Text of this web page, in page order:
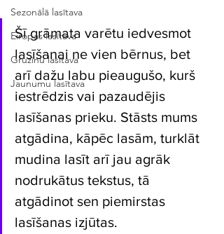
Sezonālā lasītava
Eiropas lasītava
Gruzīnu lasītava
Jaunumu lasītava
Šī grāmata varētu iedvesmot
lasīšanai ne vien bērnus, bet
arī dažu labu pieaugušo, kurš
iestrēdzis vai pazaudējis
lasīšanas prieku. Stāsts mums
atgādina, kāpēc lasām, turklāt
mudina lasīt arī jau agrāk
nodrukātus tekstus, tā
atgādinot sen piemirstas
lasīšanas izjūtas.